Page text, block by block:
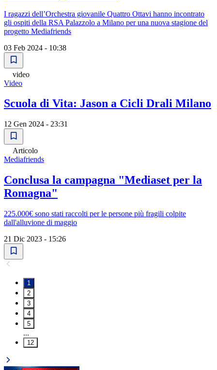
I ragazzi dell’Orchestra giovanile Quattro Ottavi hanno incontrato
gli ospiti della RSA Palazzolo a Milano per una nuova stagione del
progetto Mediafriends
03 Feb 2024 - 10:38
video
Video
Scuola di Vita: Jason a Cicli Drali Milano
12 Gen 2024 - 23:31
Articolo
Mediafriends
Conclusa la campagna "Mediaset per la
Romagna"
225.000€ sono stati raccolti per le persone più fragili colpite
dall'alluvione di maggio
21 Dic 2023 - 15:26
1
2
3
4
5
...
12